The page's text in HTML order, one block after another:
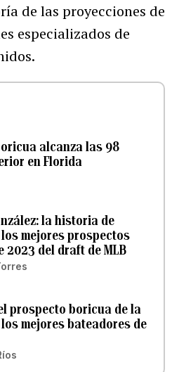
de las proyecciones de
especializados de
alcanza las 98
en Florida
la historia de
mejores prospectos
2023 del draft de MLB
prospecto boricua de la
mejores bateadores de